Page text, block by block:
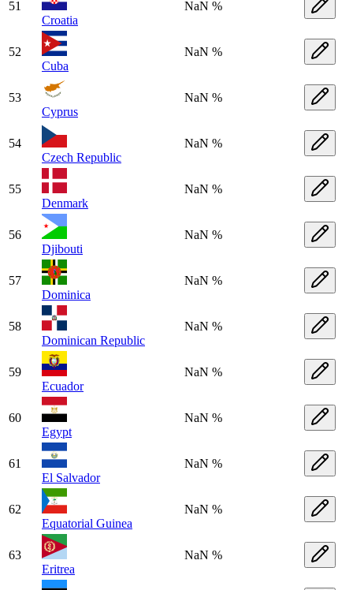
51
Croatia
NaN %
52
Cuba
NaN %
53
Cyprus
NaN %
54
Czech Republic
NaN %
55
Denmark
NaN %
56
Djibouti
NaN %
57
Dominica
NaN %
58
Dominican Republic
NaN %
59
Ecuador
NaN %
60
Egypt
NaN %
61
El Salvador
NaN %
62
Equatorial Guinea
NaN %
63
Eritrea
NaN %